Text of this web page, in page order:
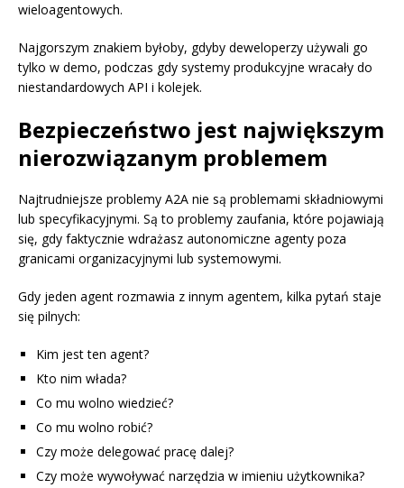
wieloagentowych.
Najgorszym znakiem byłoby, gdyby deweloperzy używali go
tylko w demo, podczas gdy systemy produkcyjne wracały do
niestandardowych API i kolejek.
Bezpieczeństwo jest największym
nierozwiązanym problemem
Najtrudniejsze problemy A2A nie są problemami składniowymi
lub specyfikacyjnymi. Są to problemy zaufania, które pojawiają
się, gdy faktycznie wdrażasz autonomiczne agenty poza
granicami organizacyjnymi lub systemowymi.
Gdy jeden agent rozmawia z innym agentem, kilka pytań staje
się pilnych:
Kim jest ten agent?
Kto nim włada?
Co mu wolno wiedzieć?
Co mu wolno robić?
Czy może delegować pracę dalej?
Czy może wywoływać narzędzia w imieniu użytkownika?